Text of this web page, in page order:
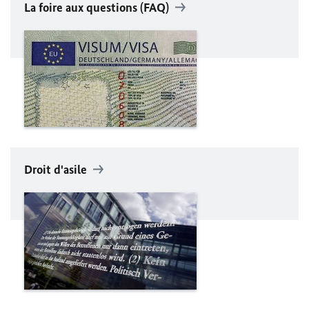
La foire aux questions (FAQ)
Droit d'asile